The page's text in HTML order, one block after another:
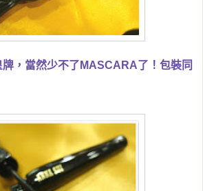
，當然少不了MASCARA了！包裝同